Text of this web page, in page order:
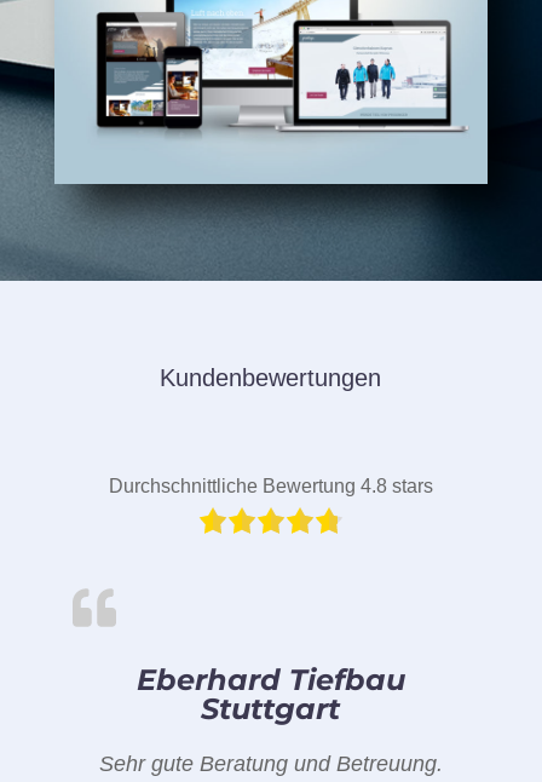
Kundenbewertungen
Durchschnittliche Bewertung 4.8 stars
Eberhard Tiefbau
Stuttgart
Sehr gute Beratung und Betreuung.